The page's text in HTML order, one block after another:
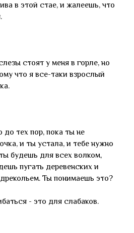
в этой стае, и жалеешь, что
стоят у меня в горле, но
что я все-таки взрослый
тех пор, пока ты не
и ты устала, и тебе нужно
будешь для всех волком,
пугать деревенских и
Ты понимаешь это?
- это для слабаков.